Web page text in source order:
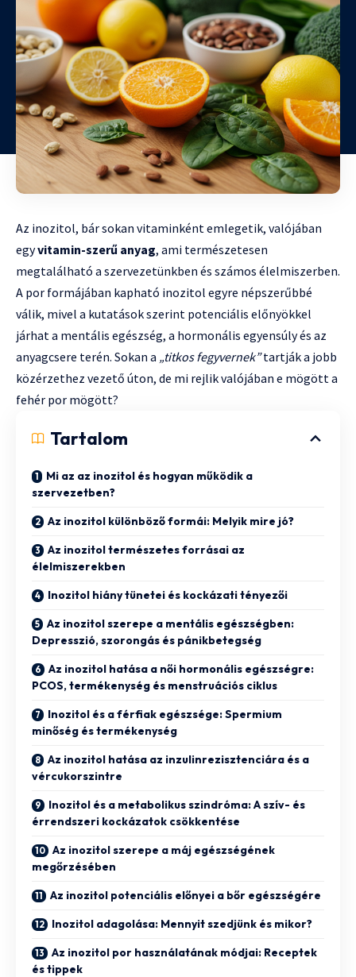
Az inozitol, bár sokan vitaminként emlegetik, valójában
egyvitamin-szerű anyag, ami természetesen
megtalálható a szervezetünkben és számos élelmiszerben.
A por formájában kapható inozitol egyre népszerűbbé
válik, mivel a kutatások szerint potenciális előnyökkel
járhat a mentális egészség, a hormonális egyensúly és az
anyagcsere terén. Sokan a „titkos fegyvernek”tartják a jobb
közérzethez vezető úton, de mi rejlik valójában e mögött a
fehér por mögött?
Tartalom
Mi az az inozitol és hogyan működik a
szervezetben?
Az inozitol különböző formái: Melyik mire jó?
Az inozitol természetes forrásai az
élelmiszerekben
Inozitol hiány tünetei és kockázati tényezői
Az inozitol szerepe a mentális egészségben:
Depresszió, szorongás és pánikbetegség
Az inozitol hatása a női hormonális egészségre:
PCOS, termékenység és menstruációs ciklus
Inozitol és a férfiak egészsége: Spermium
minőség és termékenység
Az inozitol hatása az inzulinrezisztenciára és a
vércukorszintre
Inozitol és a metabolikus szindróma: A szív- és
érrendszeri kockázatok csökkentése
Az inozitol szerepe a máj egészségének
megőrzésében
Az inozitol potenciális előnyei a bőr egészségére
Inozitol adagolása: Mennyit szedjünk és mikor?
Az inozitol por használatának módjai: Receptek
és tippek